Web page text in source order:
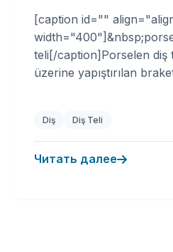
[caption id=""
teli[/caption]Porselen diş
üzerine yapıştırılan
Diş Diş Teli
Читать далее